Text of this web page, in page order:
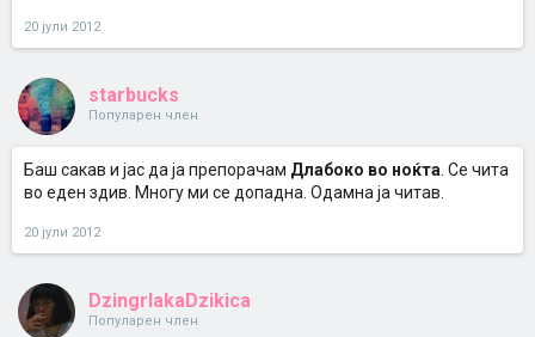
20 јули 2012
starbucks
Популарен член
Баш сакав и јас да ја препорачам Длабоко во ноќта . Се чита
во еден здив. Многу ми се допадна. Одамна ја читав.
20 јули 2012
DzingrlakaDzikica
Популарен член